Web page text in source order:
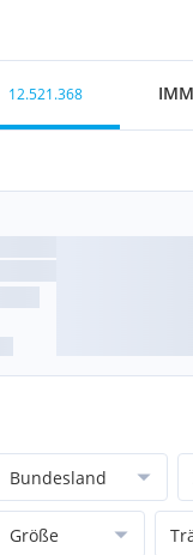
12.521.368
Bundesland
Größe